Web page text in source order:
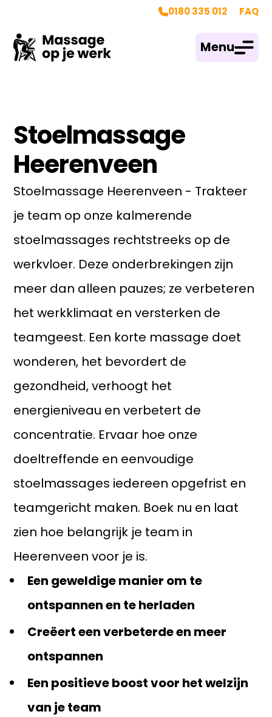
0180 335 012 FAQ
Menu
Stoelmassage
Heerenveen
Stoelmassage Heerenveen - Trakteer
je team op onze kalmerende
stoelmassages rechtstreeks op de
werkvloer. Deze onderbrekingen zijn
meer dan alleen pauzes; ze verbeteren
het werkklimaat en versterken de
teamgeest. Een korte massage doet
wonderen, het bevordert de
gezondheid, verhoogt het
energieniveau en verbetert de
concentratie. Ervaar hoe onze
doeltreffende en eenvoudige
stoelmassages iedereen opgefrist en
teamgericht maken. Boek nu en laat
zien hoe belangrijk je team in
Heerenveen voor je is.
Een geweldige manier om te
ontspannen en te herladen
Creëert een verbeterde en meer
ontspannen
Een positieve boost voor het welzijn
van je team